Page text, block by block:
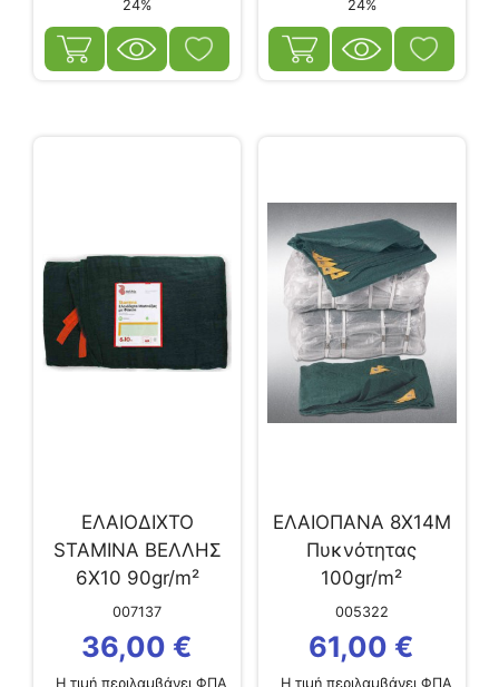
24% 24%
ΕΛΑΙΟΔΙΧΤΟ
STAMINA ΒΕΛΛΗΣ
6X10 90gr/m²
007137
36,00 €
Η τιμή περιλαμβάνει ΦΠΑ
ΕΛΑΙΟΠΑΝΑ 8Χ14Μ
Πυκνότητας
100gr/m²
005322
61,00 €
Η τιμή περιλαμβάνει ΦΠΑ